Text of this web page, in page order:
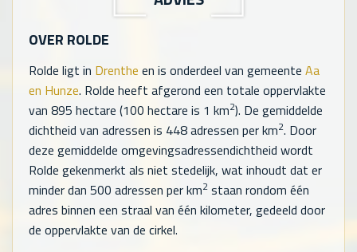
OVER ROLDE
Rolde ligt in Drenthe en is onderdeel van gemeente Aa
en Hunze. Rolde heeft afgerond een totale oppervlakte
van 895 hectare (100 hectare is 1 km2). De gemiddelde
dichtheid van adressen is 448adressen per km2. Door
deze gemiddelde omgevingsadressendichtheid wordt
Rolde gekenmerkt als niet stedelijk, wat inhoudt dat er
minder dan 500 adressen per km2 staan rondom één
adres binnen een straal van één kilometer, gedeeld door
de oppervlakte van de cirkel.